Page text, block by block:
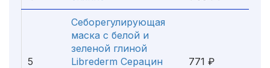
5
Себорегулирующая
маска с белой и
зеленой глиной
Librederm Серацин
771 ₽